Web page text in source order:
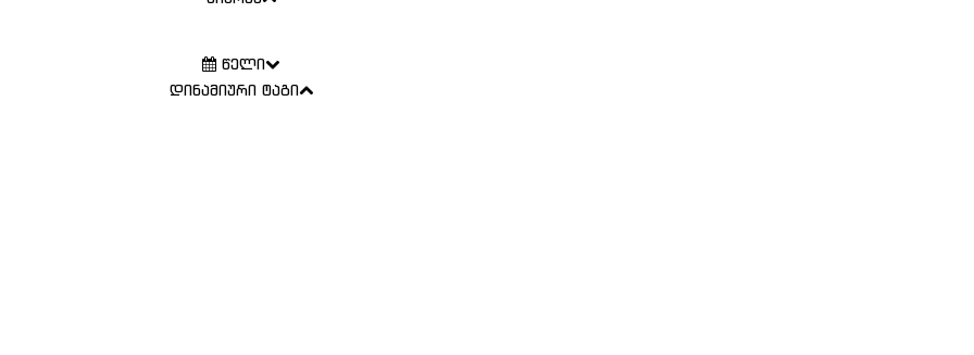
წელი
დინამიური ტაგი